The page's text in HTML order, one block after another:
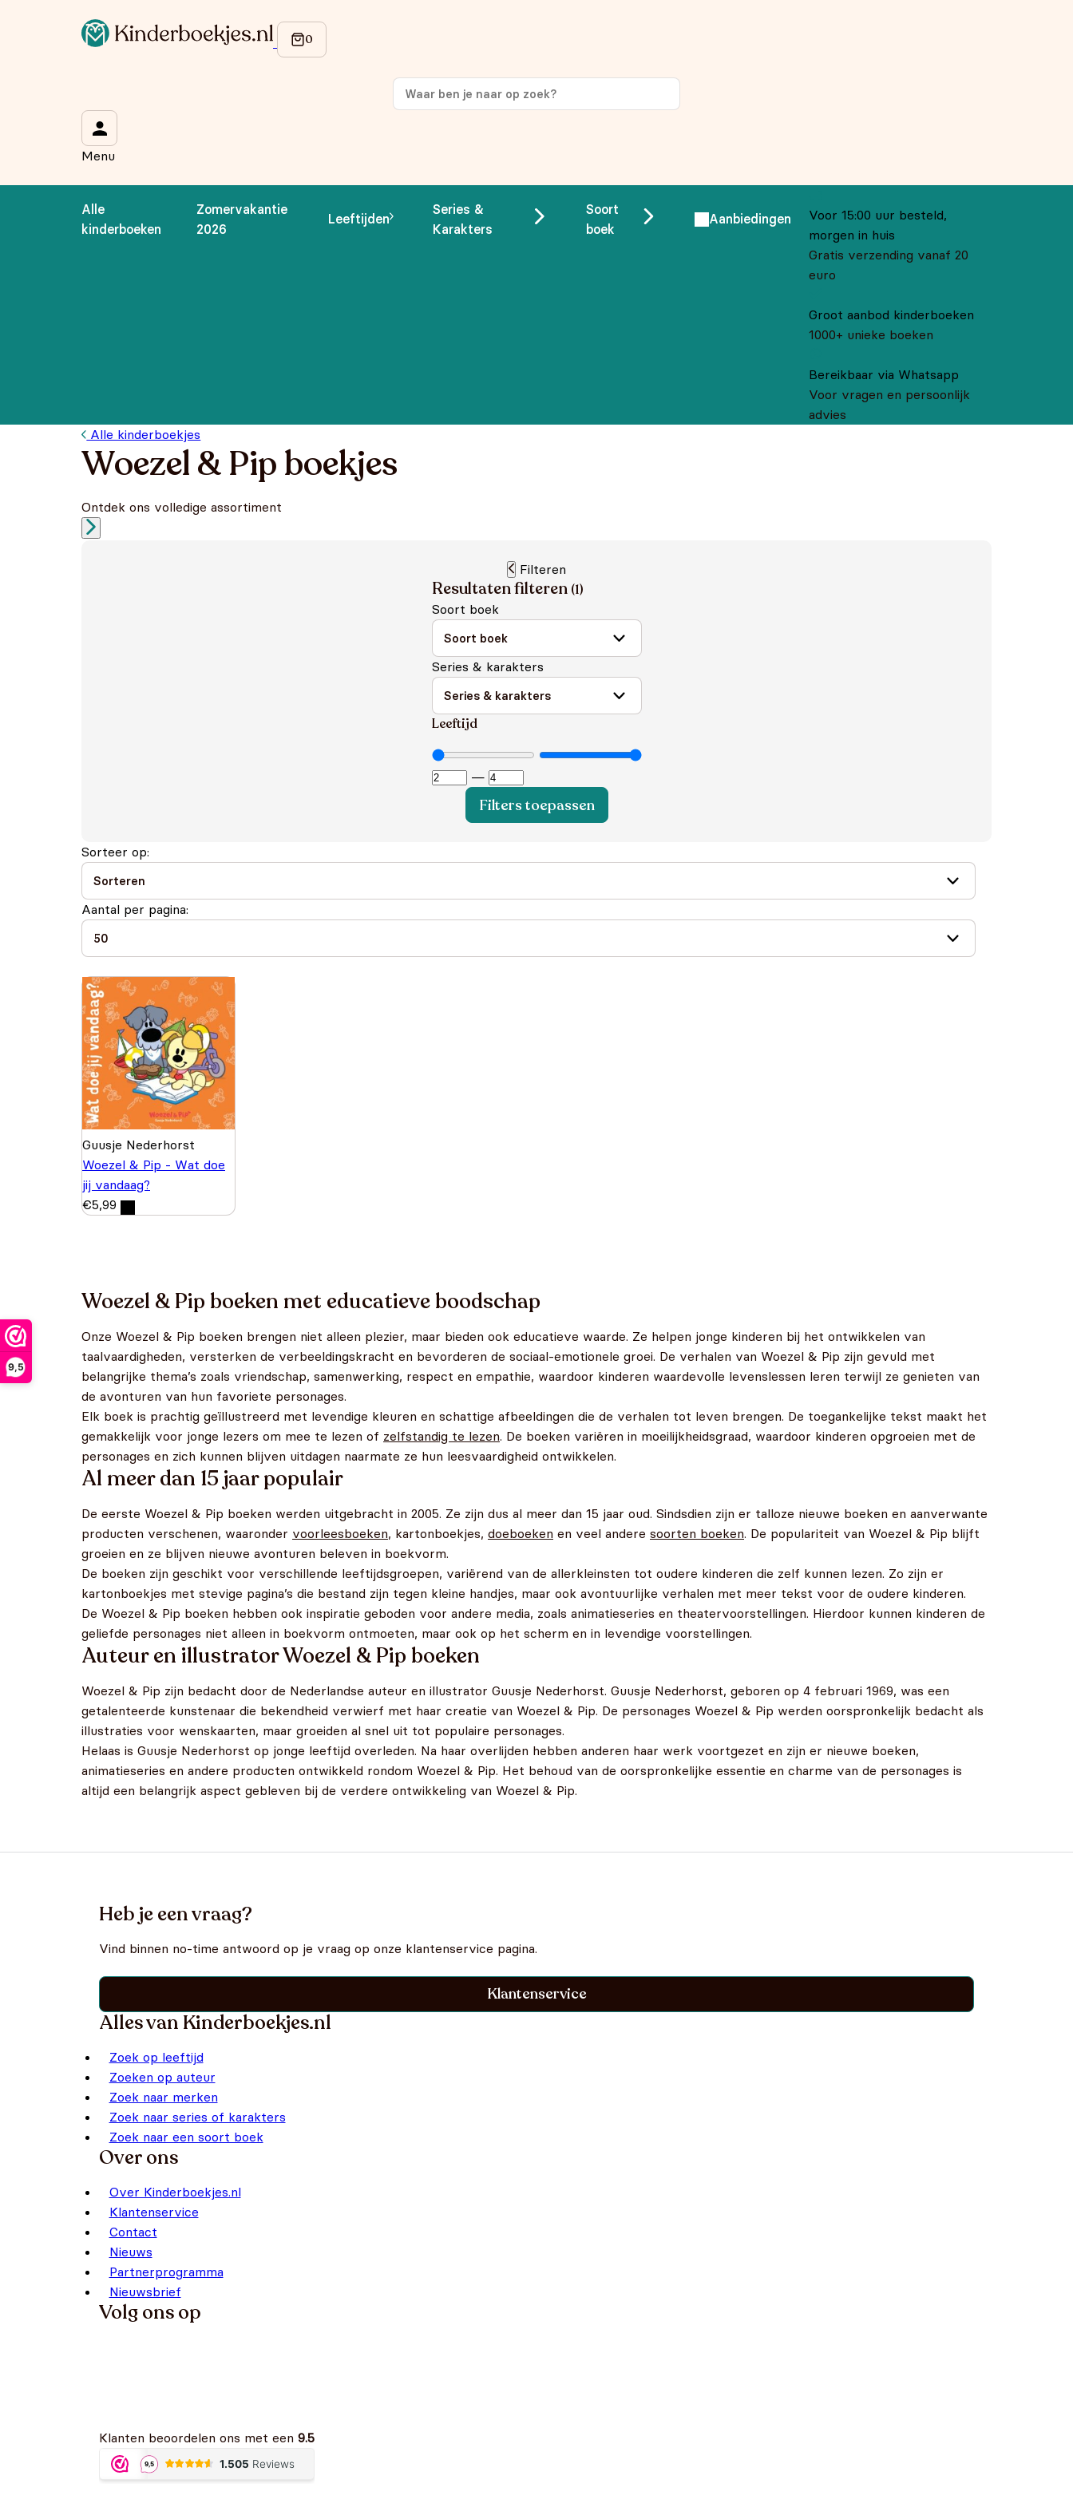
9,5
Menu
Alle
kinderboeken
Zomervakantie
2026
Leeftijden
Series &
Karakters
Soort
boek
Aanbiedingen
Voor 15:00 uur besteld,
morgen in huis
Gratis verzending vanaf 20
euro
Groot aanbod kinderboeken
1000+ unieke boeken
Bereikbaar via Whatsapp
Voor vragen en persoonlijk
advies
Alle kinderboekjes
Woezel & Pip boekjes
Ontdek ons volledige assortiment
Filteren
Resultaten filteren (1)
Soort boek
Series & karakters
Leeftijd
—
Filters toepassen
Sorteer op:
Aantal per pagina:
Guusje Nederhorst
Woezel & Pip - Wat doe
jij vandaag?
€5,99
Woezel & Pip boeken met educatieve boodschap
Onze Woezel & Pip boeken brengen niet alleen plezier, maar bieden ook educatieve waarde. Ze helpen jonge kinderen bij het ontwikkelen van
taalvaardigheden, versterken de verbeeldingskracht en bevorderen de sociaal-emotionele groei. De verhalen van Woezel & Pip zijn gevuld met
belangrijke thema’s zoals vriendschap, samenwerking, respect en empathie, waardoor kinderen waardevolle levenslessen leren terwijl ze genieten van
de avonturen van hun favoriete personages.
Elk boek is prachtig geïllustreerd met levendige kleuren en schattige afbeeldingen die de verhalen tot leven brengen. De toegankelijke tekst maakt het
gemakkelijk voor jonge lezers om mee te lezen of zelfstandig te lezen. De boeken variëren in moeilijkheidsgraad, waardoor kinderen opgroeien met de
personages en zich kunnen blijven uitdagen naarmate ze hun leesvaardigheid ontwikkelen.
Al meer dan 15 jaar populair
De eerste Woezel & Pip boeken werden uitgebracht in 2005. Ze zijn dus al meer dan 15 jaar oud. Sindsdien zijn er talloze nieuwe boeken en aanverwante
producten verschenen, waaronder voorleesboeken, kartonboekjes, doeboeken en veel andere soorten boeken. De populariteit van Woezel & Pip blijft
groeien en ze blijven nieuwe avonturen beleven in boekvorm.
De boeken zijn geschikt voor verschillende leeftijdsgroepen, variërend van de allerkleinsten tot oudere kinderen die zelf kunnen lezen. Zo zijn er
kartonboekjes met stevige pagina’s die bestand zijn tegen kleine handjes, maar ook avontuurlijke verhalen met meer tekst voor de oudere kinderen.
De Woezel & Pip boeken hebben ook inspiratie geboden voor andere media, zoals animatieseries en theatervoorstellingen. Hierdoor kunnen kinderen de
geliefde personages niet alleen in boekvorm ontmoeten, maar ook op het scherm en in levendige voorstellingen.
Auteur en illustrator Woezel & Pip boeken
Woezel & Pip zijn bedacht door de Nederlandse auteur en illustrator Guusje Nederhorst. Guusje Nederhorst, geboren op 4 februari 1969, was een
getalenteerde kunstenaar die bekendheid verwierf met haar creatie van Woezel & Pip. De personages Woezel & Pip werden oorspronkelijk bedacht als
illustraties voor wenskaarten, maar groeiden al snel uit tot populaire personages.
Helaas is Guusje Nederhorst op jonge leeftijd overleden. Na haar overlijden hebben anderen haar werk voortgezet en zijn er nieuwe boeken,
animatieseries en andere producten ontwikkeld rondom Woezel & Pip. Het behoud van de oorspronkelijke essentie en charme van de personages is
altijd een belangrijk aspect gebleven bij de verdere ontwikkeling van Woezel & Pip.
Heb je een vraag?
Vind binnen no-time antwoord op je vraag op onze klantenservice pagina.
Klantenservice
Alles van Kinderboekjes.nl
Zoek op leeftijd
Zoeken op auteur
Zoek naar merken
Zoek naar series of karakters
Zoek naar een soort boek
Over ons
Over Kinderboekjes.nl
Klantenservice
Contact
Nieuws
Partnerprogramma
Nieuwsbrief
Volg ons op
Klanten beoordelen ons met een 9.5